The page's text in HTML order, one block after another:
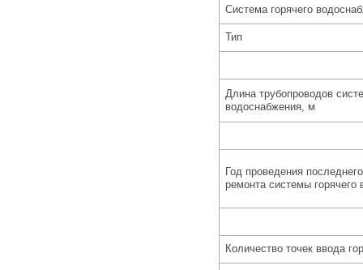
Система горячего
Тип
Длина трубопроводов
водоснабжения, м
Год проведения
ремонта системы горячего
Количество точек ввода